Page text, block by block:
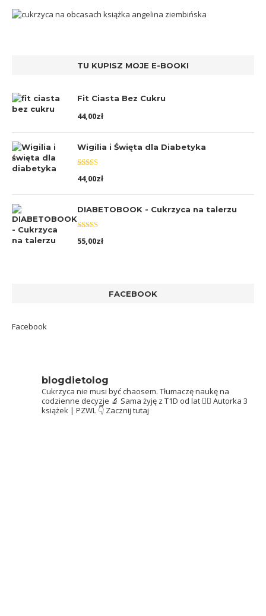
TU KUPISZ MOJE E-BOOKI
Fit Ciasta Bez Cukru
44,00zł
Wigilia i Święta dla Diabetyka
Oceniono
5.00na 5
44,00zł
DIABETOBOOK - Cukrzyca na talerzu
Oceniono
5.00na 5
55,00zł
FACEBOOK
Facebook
blogdietolog
Cukrzyca nie musi być chaosem. Tłumaczę naukę na
codzienne decyzje 🔬 Sama żyję z T1D od lat 👩‍⚕️ Autorka 3
książek | PZWL 👇 Zacznij tutaj